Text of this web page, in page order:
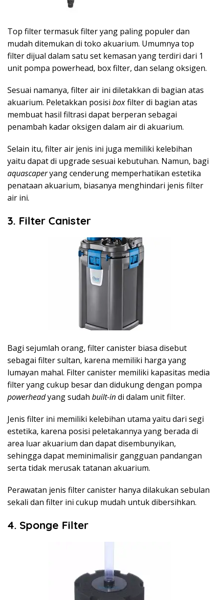
Top filter termasuk filter yang paling populer dan
mudah ditemukan di toko akuarium. Umumnya top
filter dijual dalam satu set kemasan yang terdiri dari 1
unit pompa powerhead, box filter, dan selang oksigen.
Sesuai namanya, filter air ini diletakkan di bagian atas
akuarium. Peletakkan posisi boxfilter di bagian atas
membuat hasil filtrasi dapat berperan sebagai
penambah kadar oksigen dalam air di akuarium.
Selain itu, filter air jenis ini juga memiliki kelebihan
yaitu dapat di upgrade sesuai kebutuhan. Namun, bagi
aquascaperyang cenderung memperhatikan estetika
penataan akuarium, biasanya menghindari jenis filter
air ini.
3. Filter Canister
Bagi sejumlah orang, filter canister biasa disebut
sebagai filter sultan, karena memiliki harga yang
lumayan mahal. Filter canister memiliki kapasitas media
filter yang cukup besar dan didukung dengan pompa
powerheadyang sudah built-indi dalam unit filter.
Jenis filter ini memiliki kelebihan utama yaitu dari segi
estetika, karena posisi peletakannya yang berada di
area luar akuarium dan dapat disembunyikan,
sehingga dapat meminimalisir gangguan pandangan
serta tidak merusak tatanan akuarium.
Perawatan jenis filter canister hanya dilakukan sebulan
sekali dan filter ini cukup mudah untuk dibersihkan.
4. Sponge Filter